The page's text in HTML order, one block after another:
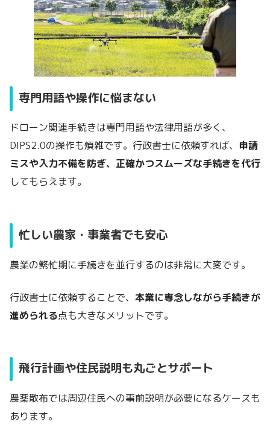
専門用語や操作に悩まない
ドローン関連手続きは専門用語や法律用語が多く、
DIPS2.0の操作も煩雑です。行政書士に依頼すれば、 申請
ミスや入力不備を防ぎ、正確かつスムーズな手続きを代行
してもらえます。
忙しい農家・事業者でも安心
農業の繁忙期に手続きを並行するのは非常に大変です。
行政書士に依頼することで、 本業に専念しながら手続きが
進められる点も大きなメリットです。
飛行計画や住民説明も丸ごとサポート
農薬散布では周辺住民への事前説明が必要になるケースも
あります。